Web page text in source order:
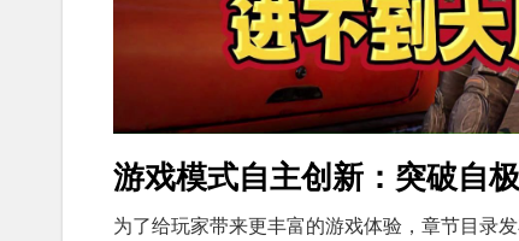
游戏模式自主创新：突破自
为了给玩家带来更丰富的游戏体验，章节目录